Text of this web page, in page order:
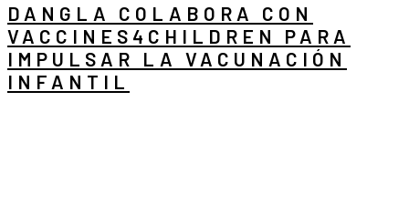
DANGLA COLABORA CON
VACCINES4CHILDREN PARA
IMPULSAR LA VACUNACIÓN
INFANTIL